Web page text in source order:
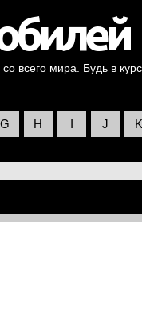
всего мира. Будь в
G H I J K